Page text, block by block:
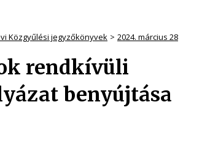
Közgyűlési jegyzőkönyvek 2024. március 28
rendkívüli
benyújtása